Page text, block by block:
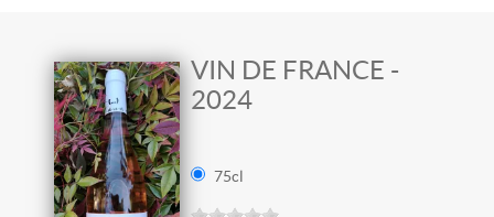
VIN DE FRANCE -
2024
75cl